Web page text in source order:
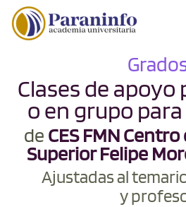
Clases de
o en grupo para
de CES FMN
Superior Felipe
Ajustadas al
y